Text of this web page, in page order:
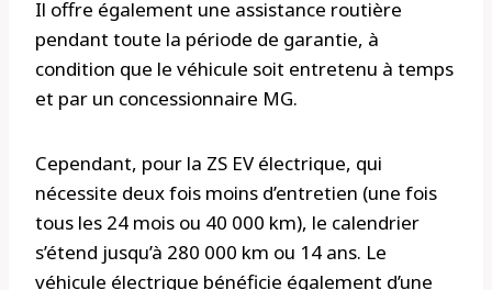
Il offre également une assistance routière
pendant toute la période de garantie, à
condition que le véhicule soit entretenu à temps
et par un concessionnaire MG.
Cependant, pour la ZS EV électrique, qui
nécessite deux fois moins d’entretien (une fois
tous les 24 mois ou 40 000 km), le calendrier
s’étend jusqu’à 280 000 km ou 14 ans. Le
véhicule électrique bénéficie également d’une